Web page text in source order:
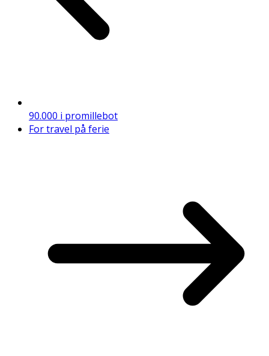
90.000 i promillebot
For travel på ferie